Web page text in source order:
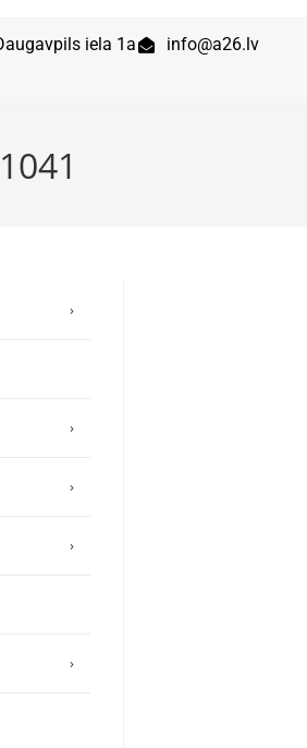
iela 1a info@a26.lv
›
›
›
›
›